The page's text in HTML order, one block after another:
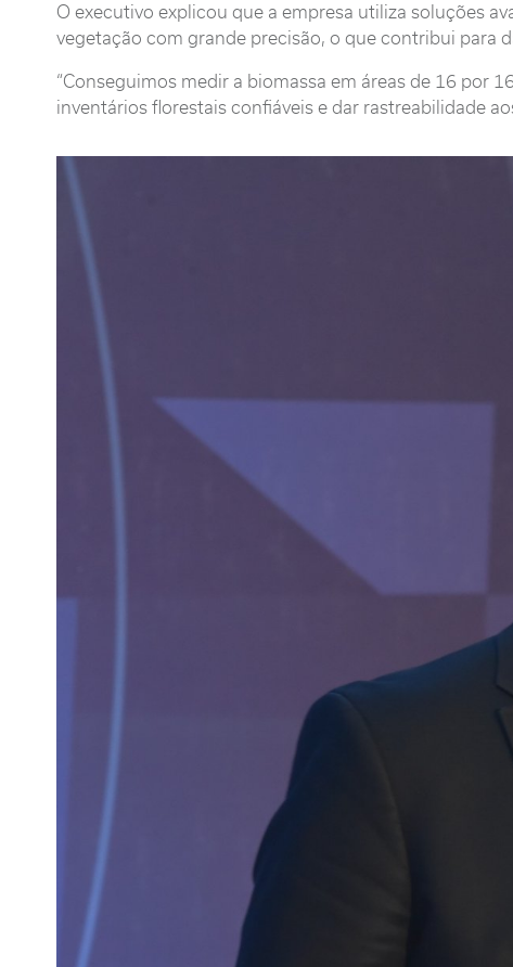
O executivo explicou que a empresa utiliza soluções
vegetação com grande precisão, o que contribui para
“Conseguimos medir a biomassa em áreas de 16 por
inventários florestais confiáveis e dar rastreabilidade